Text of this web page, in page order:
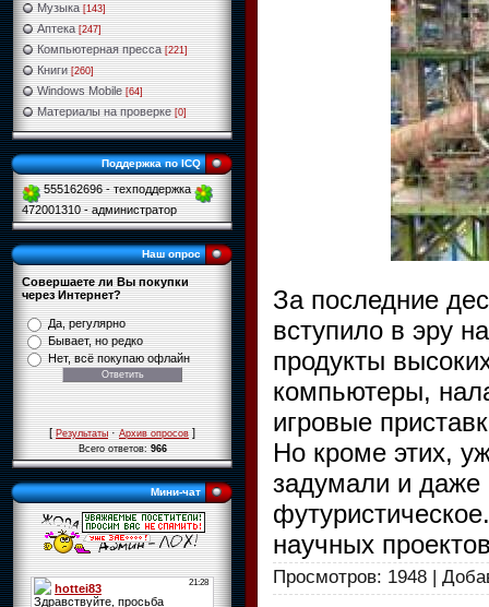
Музыка [143]
Аптека [247]
Компьютерная пресса [221]
Книги [260]
Windows Mobile [64]
Материалы на проверке [0]
Поддержка по ICQ
555162696 - техподдержка
472001310 - администратор
Наш опрос
Совершаете ли Вы покупки
через Интернет?
Да, регулярно
Бывает, но редко
Нет, всё покупаю офлайн
[Результаты·Архив опросов]
Всего ответов:966
Мини-чат
За последние
вступило в эру
продукты
компьютеры,
игровые
Но кроме этих,
задумали и даже
научных
Просмотров: 1948 |